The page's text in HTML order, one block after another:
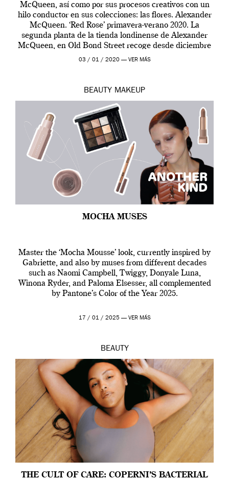
McQueen, así como por sus procesos creativos con un
hilo conductor en sus colecciones: las flores. Alexander
McQueen. ‘Red Rose’ primavera-verano 2020. La
segunda planta de la tienda londinense de Alexander
McQueen, en Old Bond Street recoge desde diciembre
de 2019 hasta final de abril […]
03 / 01 / 2020 — VER MÁS
BEAUTY MAKEUP
MOCHA MUSES
Master the ‘Mocha Mousse’ look, currently inspired by
Gabriette, and also by muses from different decades
such as Naomi Campbell, Twiggy, Donyale Luna,
Winona Ryder, and Paloma Elsesser, all complemented
by Pantone’s Color of the Year 2025.
17 / 01 / 2025 — VER MÁS
BEAUTY
THE CULT OF CARE: COPERNI’S BACTERIAL